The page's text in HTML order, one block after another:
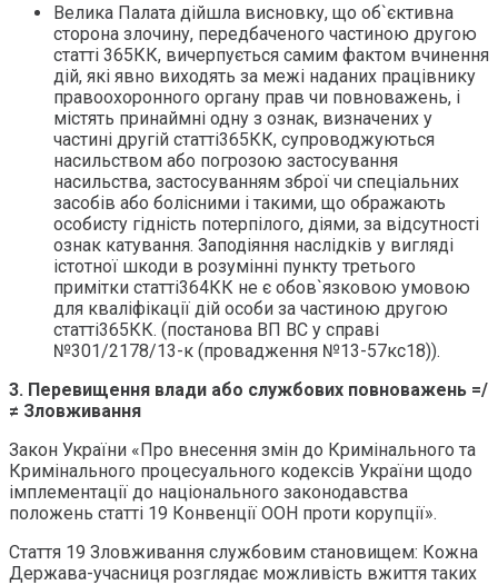
Велика Палата дійшла висновку, що об`єктивна
сторона злочину, передбаченого частиною другою
статті 365КК, вичерпується самим фактом вчинення
дій, які явно виходять за межі наданих працівнику
правоохоронного органу прав чи повноважень, і
містять принаймні одну з ознак, визначених у
частині другій статті365КК, супроводжуються
насильством або погрозою застосування
насильства, застосуванням зброї чи спеціальних
засобів або болісними і такими, що ображають
особисту гідність потерпілого, діями, за відсутності
ознак катування. Заподіяння наслідків у вигляді
істотної шкоди в розумінні пункту третього
примітки статті364КК не є обов`язковою умовою
для кваліфікації дій особи за частиною другою
статті365КК. (постанова ВП ВС у справі
№301/2178/13-к (провадження №13-57кс18)).
3. Перевищення влади або службових повноважень =/
≠ Зловживання
Закон України «Про внесення змін до Кримінального та
Кримінального процесуального кодексів України щодо
імплементації до національного законодавства
положень статті 19 Конвенції ООН проти корупції».
Стаття 19 Зловживання службовим становищем: Кожна
Держава-учасниця розглядає можливість вжиття таких